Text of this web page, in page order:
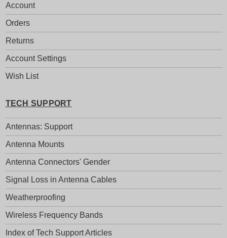
Account
Orders
Returns
Account Settings
Wish List
TECH SUPPORT
Antennas: Support
Antenna Mounts
Antenna Connectors' Gender
Signal Loss in Antenna Cables
Weatherproofing
Wireless Frequency Bands
Index of Tech Support Articles